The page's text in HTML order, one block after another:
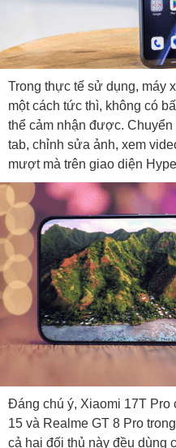
Trong thực tế sử dụng, máy
một cách tức thì, không có
thể cảm nhận được.
tab, chỉnh sửa ảnh, xem
mượt mà trên giao diện
Đáng chú ý, Xiaomi 17T Pro
15 và Realme GT 8 Pro
cả hai đối thủ này đều dùng